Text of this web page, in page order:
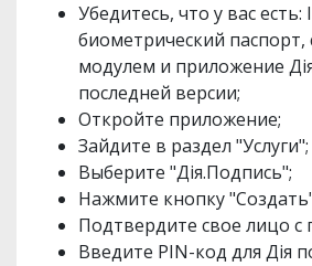
Убедитесь, что у вас есть:
биометрический паспорт,
модулем и приложение
последней версии;
Откройте приложение;
Зайдите в раздел "Услуги";
Выберите "Дія.Подпись";
Нажмите кнопку
Подтвердите свое лицо
Введите PIN-код для Дія